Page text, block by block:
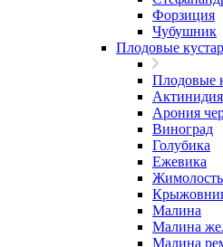
Форзиция
Чубушник
Плодовые
Плодовые
Актинидия
Арония
Виноград
Голубика
Ежевика
Жимолость
Малина
Малина
Малина